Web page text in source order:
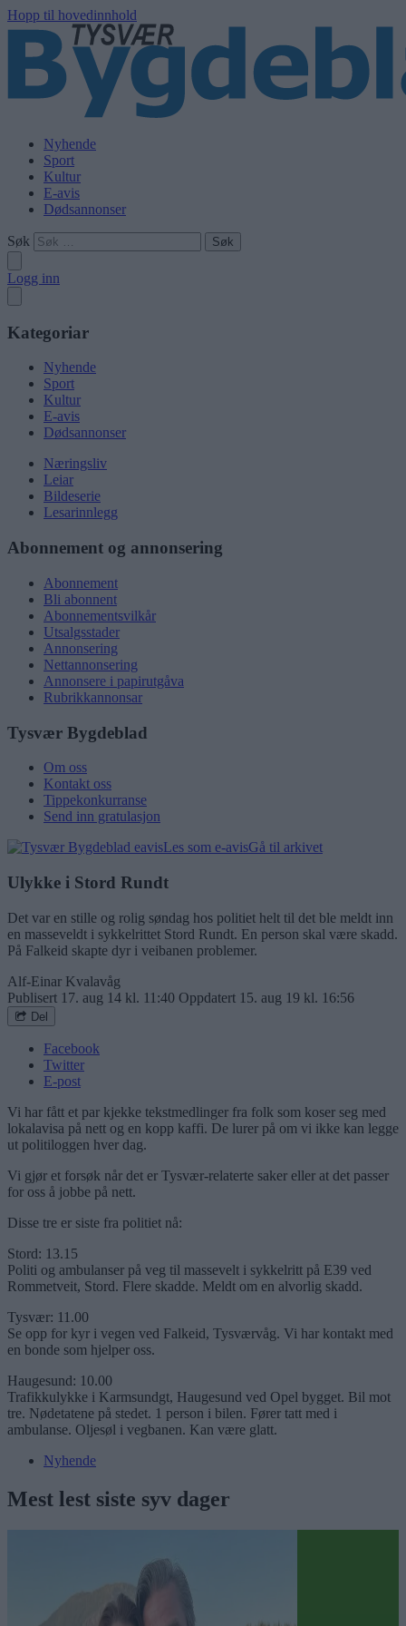
Hopp til hovedinnhold
Nyhende
Sport
Kultur
E-avis
Dødsannonser
Søk
Logg inn
Kategoriar
Nyhende
Sport
Kultur
E-avis
Dødsannonser
Næringsliv
Leiar
Bildeserie
Lesarinnlegg
Abonnement og annonsering
Abonnement
Bli abonnent
Abonnementsvilkår
Utsalgsstader
Annonsering
Nettannonsering
Annonsere i papirutgåva
Rubrikkannonsar
Tysvær Bygdeblad
Om oss
Kontakt oss
Tippekonkurranse
Send inn gratulasjon
Les som e-avisGå til arkivet
Ulykke i Stord Rundt
Det var en stille og rolig søndag hos politiet helt til det ble meldt inn
en masseveldt i sykkelrittet Stord Rundt. En person skal være skadd.
På Falkeid skapte dyr i veibanen problemer.
Alf-Einar Kvalavåg
Publisert 17. aug 14 kl. 11:40 Oppdatert 15. aug 19 kl. 16:56
Del
Facebook
Twitter
E-post
Vi har fått et par kjekke tekstmedlinger fra folk som koser seg med
lokalavisa på nett og en kopp kaffi. De lurer på om vi ikke kan legge
ut politiloggen hver dag.
Vi gjør et forsøk når det er Tysvær-relaterte saker eller at det passer
for oss å jobbe på nett.
Disse tre er siste fra politiet nå:
Stord: 13.15
Politi og ambulanser på veg til massevelt i sykkelritt på E39 ved
Rommetveit, Stord. Flere skadde. Meldt om en alvorlig skadd.
Tysvær: 11.00
Se opp for kyr i vegen ved Falkeid, Tysværvåg. Vi har kontakt med
en bonde som hjelper oss.
Haugesund: 10.00
Trafikkulykke i Karmsundgt, Haugesund ved Opel bygget. Bil mot
tre. Nødetatene på stedet. 1 person i bilen. Fører tatt med i
ambulanse. Oljesøl i vegbanen. Kan være glatt.
Nyhende
Mest lest siste syv dager